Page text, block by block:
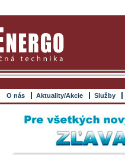
O nás Aktuality/Akcie Služby